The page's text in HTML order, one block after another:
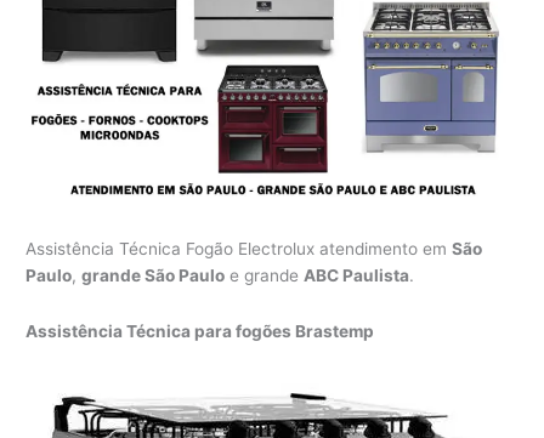
Assistência Técnica Fogão Electrolux atendimento emSão
Paulo,grande São Paulo e grandeABC Paulista.
Assistência Técnica para fogões Brastemp